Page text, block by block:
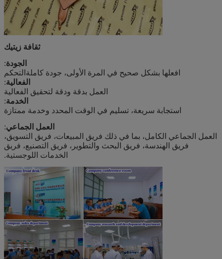
ثقافة زيتيك
الجودة:
افعلها بشكل صحيح في المرة الأولى، جودة كاملة التحكم
الفعالية:
العمل بدقة ودقة لتحقيق الفعالية
الخدمة:
استجابة سريعة، تسليم في الوقت المحدد وخدمة ممتازة
العمل الجماعي:
العمل الجماعي الكامل، بما في ذلك فريق المبيعات، فريق التسويق،
فريق الهندسة، فريق البحث والتطوير، فريق التصنيع، فريق
الخدمات اللوجستية.